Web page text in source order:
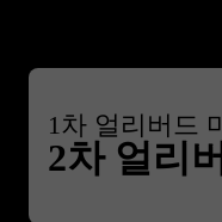
1 차 얼리버드
2차 얼리